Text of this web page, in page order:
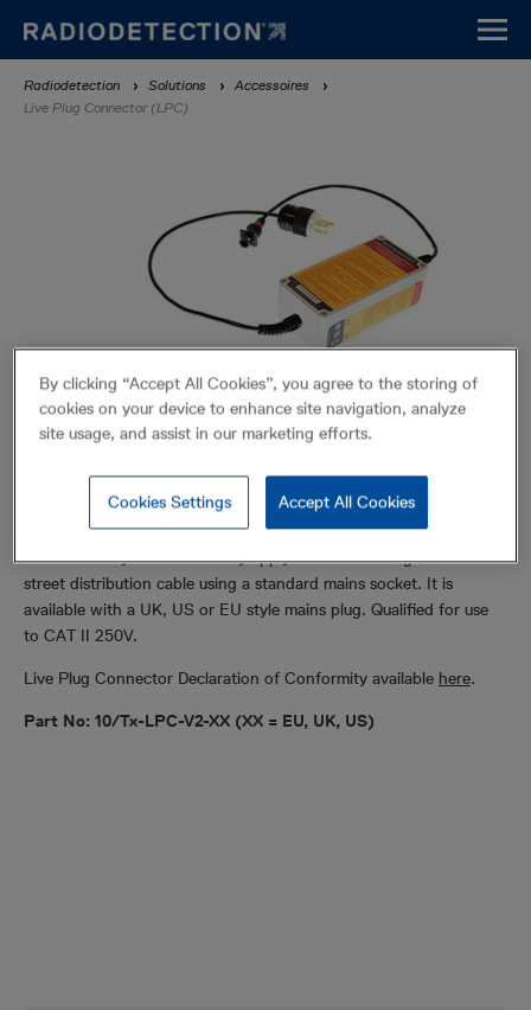
contenu
principal
Fil
d'Ariane
Radiodetection Solutions
Accessoires
Live Plug Connector (LPC)
Live Plug Connector (LPC)
Accessoires
This accessory is used to easily apply a transmitter signal to a
street distribution cable using a standard mains socket. It is
available with a UK, US or EU style mains plug. Qualified for use
to CAT II 250V.
Live Plug Connector Declaration of Conformity available here.
Part No: 10/Tx-LPC-V2-XX (XX = EU, UK, US)
By clicking “Accept All Cookies”, you agree to the storing of
cookies on your device to enhance site navigation, analyze
site usage, and assist in our marketing efforts.
Accept All Cookies
Cookies Settings